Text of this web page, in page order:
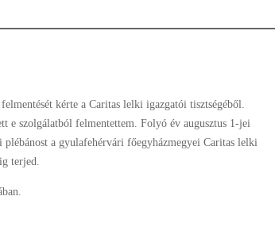
kérte a Caritas lelki igazgatói tisztségéből.
e szolgálatból felmentettem. Folyó év augusztus 1-jei
plébánost a gyulafehérvári főegyházmegyei Caritas lelki
terjed.